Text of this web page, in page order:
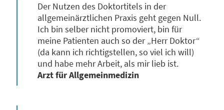
Der Nutzen des Doktortitels in der
allgemeinärztlichen Praxis geht gegen Null.
Ich bin selber nicht promoviert, bin für
meine Patienten auch so der „Herr Doktor“
(da kann ich richtigstellen, so viel ich will)
und habe mehr Arbeit, als mir lieb ist.
Arzt für Allgemeinmedizin